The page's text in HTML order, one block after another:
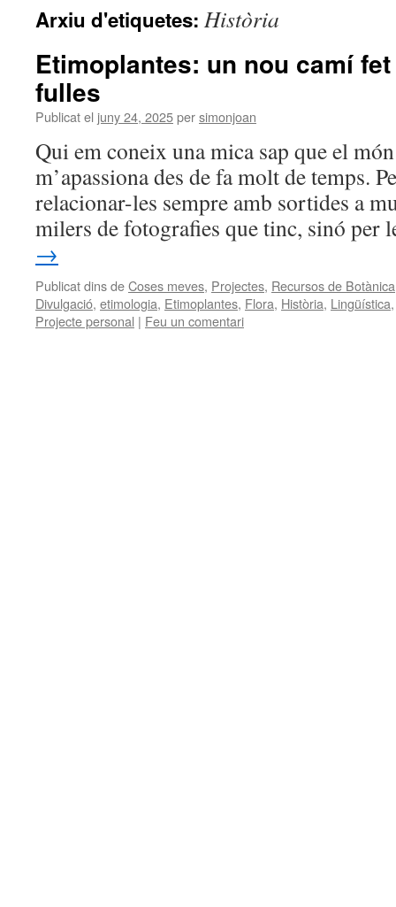
Arxiu d'etiquetes: Història
Etimoplantes: un nou camí
fulles
Publicat el juny 24, 2025persimonjoan
Qui em coneix una mica sap que el
m’apassiona des de fa molt de temps.
relacionar-les sempre amb sortides a
milers de fotografies que tinc, sinó
→
Publicat dins deCoses meves, Projectes, Recursos de Botànica
Divulgació, etimologia, Etimoplantes, Flora, Història, Lingüística
Projecte personal | Feu un comentari